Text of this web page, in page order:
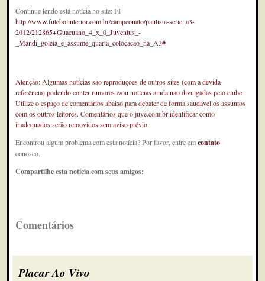
Continue lendo está notícia no site: FI
http://www.futebolinterior.com.br/campeonato/paulista-serie_a3-
2012/212865+Guacuano_4_x_0_Juventus_-
_Mandi_goleia_e_assume_quarta_colocacao_na_A3#
Atenção: Algumas notícias são reproduções de outros sites (com a devida
referência) podendo conter rumores e/ou notícias ainda não divulgadas pelo clube.
Utilize o espaço de comentários abaixo para debater de forma saudável os assuntos
com os outros leitores. Comentários que o juve.com.br identificar como
inadequados serão removidos sem aviso prévio.
Encontrou algum problema com esta notícia? Por favor, entre emcontato
conosco.
Compartilhe esta notícia com seus amigos:
Comentários
Placar Ao Vivo